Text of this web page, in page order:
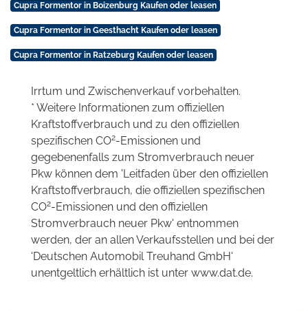
Cupra Formentor in Boizenburg Kaufen oder leasen
Cupra Formentor in Geesthacht Kaufen oder leasen
Cupra Formentor in Ratzeburg Kaufen oder leasen
Irrtum und Zwischenverkauf vorbehalten.
* Weitere Informationen zum offiziellen
Kraftstoffverbrauch und zu den offiziellen
spezifischen CO2-Emissionen und
gegebenenfalls zum Stromverbrauch neuer
Pkw können dem 'Leitfaden über den offiziellen
Kraftstoffverbrauch, die offiziellen spezifischen
CO2-Emissionen und den offiziellen
Stromverbrauch neuer Pkw' entnommen
werden, der an allen Verkaufsstellen und bei der
'Deutschen Automobil Treuhand GmbH'
unentgeltlich erhältlich ist unter www.dat.de.